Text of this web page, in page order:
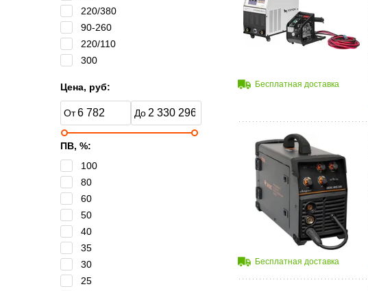
Бесплатная доставка
Бесплатная доставка
220/380
90-260
220/110
300
Цена, руб:
ПВ, %:
100
80
60
50
40
35
30
25